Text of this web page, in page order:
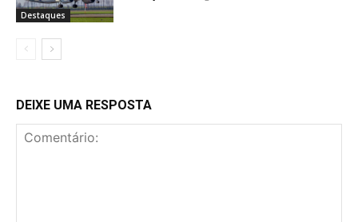
Destaques
DEIXE UMA RESPOSTA